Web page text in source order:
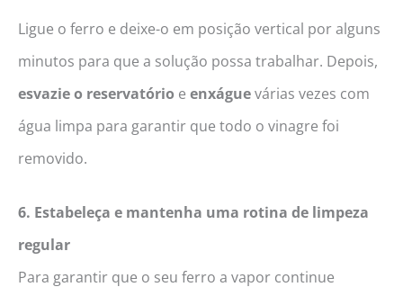
Ligue o ferro e deixe-o em posição vertical por alguns
minutos para que a solução possa trabalhar. Depois,
esvazie o reservatório e enxáguevárias vezes com
água limpa para garantir que todo o vinagre foi
removido.
6. Estabeleça e mantenha uma rotina de limpeza
regular
Para garantir que o seu ferro a vapor continue